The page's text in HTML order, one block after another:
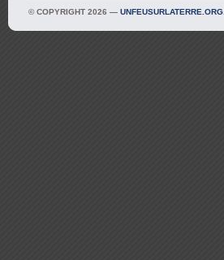
© COPYRIGHT 2026 — UNFEUSURLATERRE.ORG